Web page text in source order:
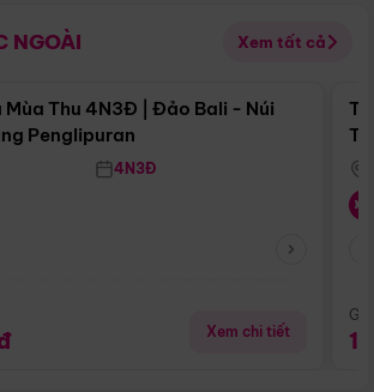
NGOÀI Xem tất cả
Điểm nổi bật
Mùa Thu 4N3Đ | Đảo Bali - Núi
Penglipuran
4N3Đ
Xem chi tiết